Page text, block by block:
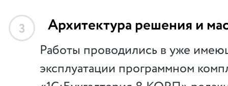
3 Архитектура решения и
Работы проводились в уже
эксплуатации программном